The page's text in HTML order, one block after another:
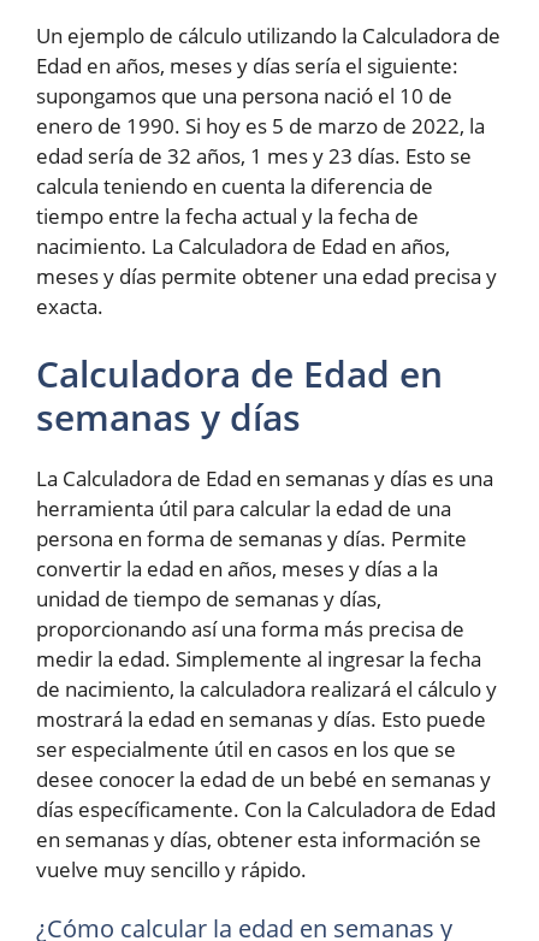
Un ejemplo de cálculo utilizando la Calculadora de
Edad en años, meses y días sería el siguiente:
supongamos que una persona nació el 10 de
enero de 1990. Si hoy es 5 de marzo de 2022, la
edad sería de 32 años, 1 mes y 23 días. Esto se
calcula teniendo en cuenta la diferencia de
tiempo entre la fecha actual y la fecha de
nacimiento. La Calculadora de Edad en años,
meses y días permite obtener una edad precisa y
exacta.
Calculadora de Edad en
semanas y días
La Calculadora de Edad en semanas y días es una
herramienta útil para calcular la edad de una
persona en forma de semanas y días. Permite
convertir la edad en años, meses y días a la
unidad de tiempo de semanas y días,
proporcionando así una forma más precisa de
medir la edad. Simplemente al ingresar la fecha
de nacimiento, la calculadora realizará el cálculo y
mostrará la edad en semanas y días. Esto puede
ser especialmente útil en casos en los que se
desee conocer la edad de un bebé en semanas y
días específicamente. Con la Calculadora de Edad
en semanas y días, obtener esta información se
vuelve muy sencillo y rápido.
¿Cómo calcular la edad en semanas y